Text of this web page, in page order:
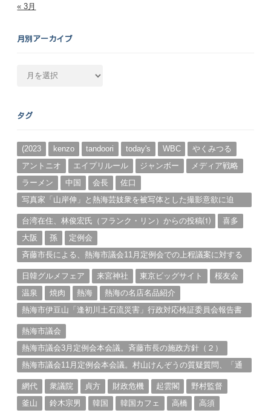
« 3月
月別アーカイブ
カ
ブ
タグ
(2023 kenzo tandoori today's WBC
やくみつる
アントニオ
エイプリルール ジャンボー
メディア戦略
ラーメン
中国 会長
佐口
写真家「山岸伸」と熱海芸妓衆を被写体とした撮影意欲に迫
台湾在住、林俊宏氏（フランク・リン）からの投稿⑴
喜多
大阪
孫
定例会
斉藤市長による、熱海市議会11月定例会での上程議案に対する
日韓グルメフェア
来宮神社 東京ビッグサイト
桜友会
温泉
焼肉 熱海
熱海の名店名品紹介
熱海市伊豆山「逢初川土石流災害」行政対応検証委員会報告書
熱海市議会
熱海市議会3月定例会本会議。斉藤市長の施政方針（２）
熱海市議会11月定例会本会議。村山けんぞうの質疑質問、「通
網代
衆議院 貞方 財政危機 起雲閣
野村監督
釜山
鈴木宗男 韓国 韓国カフェ 高橋 高須